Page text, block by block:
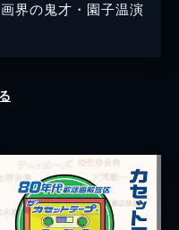
界の鬼才・園子温演